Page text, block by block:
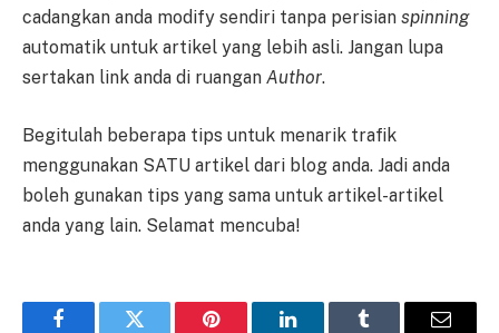
cadangkan anda modify sendiri tanpa perisian spinning
automatik untuk artikel yang lebih asli. Jangan lupa
sertakan link anda di ruangan Author.
Begitulah beberapa tips untuk menarik trafik
menggunakan SATU artikel dari blog anda. Jadi anda
boleh gunakan tips yang sama untuk artikel-artikel
anda yang lain. Selamat mencuba!